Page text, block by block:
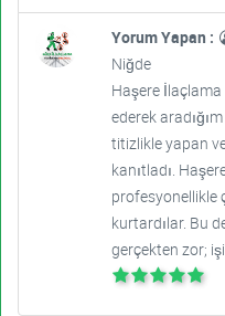
Yorum Yapan :
Niğde
Haşere
ederek
titizlikle yapan
kanıtladı.
profesyonellikle
kurtardılar. Bu
gerçekten zor;